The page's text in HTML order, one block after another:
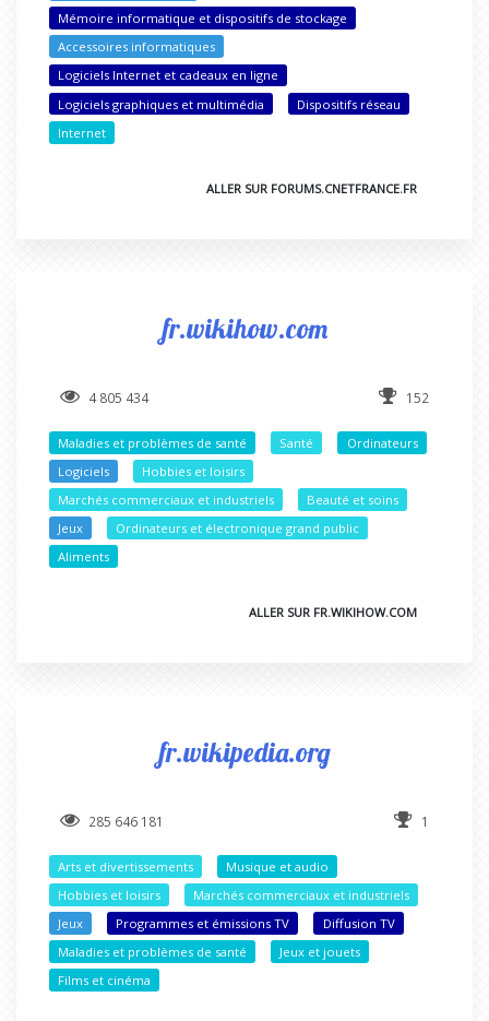
Mémoire informatique et dispositifs de stockage
Accessoires informatiques
Logiciels Internet et cadeaux en ligne
Logiciels graphiques et multimédia
Dispositifs réseau
Internet
ALLER SUR FORUMS.CNETFRANCE.FR
fr.wikihow.com
4 805 434 152
Maladies et problèmes de santé Santé
Ordinateurs
Logiciels
Hobbies et loisirs
Marchés commerciaux et industriels
Beauté et soins
Jeux
Ordinateurs et électronique grand public
Aliments
ALLER SUR FR.WIKIHOW.COM
fr.wikipedia.org
285 646 181 1
Arts et divertissements
Musique et audio
Hobbies et loisirs
Marchés commerciaux et industriels
Jeux
Programmes et émissions TV
Diffusion TV
Maladies et problèmes de santé
Jeux et jouets
Films et cinéma